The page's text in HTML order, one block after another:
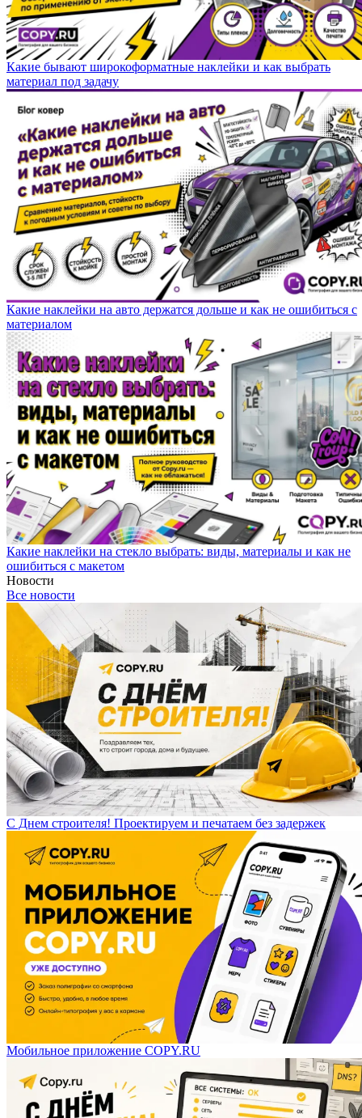
Какие бывают широкоформатные наклейки и как выбрать
материал под задачу
Какие наклейки на авто держатся дольше и как не ошибиться с
материалом
Какие наклейки на стекло выбрать: виды, материалы и как не
ошибиться с макетом
Новости
Все новости
С Днем строителя! Проектируем и печатаем без задержек
Мобильное приложение COPY.RU